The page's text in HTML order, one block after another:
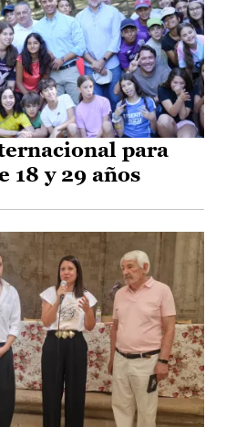
para
18 y 29 años